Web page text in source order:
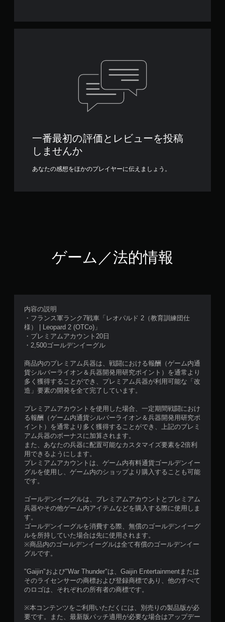
一番最初の評価とレビューを投稿
しませんか
あなたの感想をほかのプレイヤーに伝えましょう。
ゲーム／法的情報
内容の説明
・フランス軍ランク7戦車「レオパルド 2（教育訓練団仕
様） | Leopard 2 (OTCo)」
・プレミアムアカウント20日
・2,500ゴールデンイーグル
商品内のプレミアム兵器は、戦闘における報酬（ゲーム内通
貨シルバーライオン＆兵器開発用研究ポイント）を通常より
多く獲得することができ、プレミアム兵器が利用可能な「改
造」要素の開発を全て完了しています。
プレミアムアカウントを使用した場合、一定期間戦闘におけ
る報酬（ゲーム内通貨シルバーライオン＆兵器開発用研究ポ
イント）を通常より多く獲得することができ、上記のプレミ
アム兵器のボーナスに加算されます。
また、あなたの兵器に配置可能なカスタマイズ要素を2倍利
用できるようにします。
プレミアムアカウントは、ゲーム内有料通貨ゴールデンイー
グルを使用し、ゲーム内のショップより購入することも可能
です。
ゴールデンイーグルは、プレミアムアカウントとプレミアム
兵器やその他ゲーム内アイテムなどを購入する際に使用しま
す。
ゴールデンイーグルを消費する際、無償のゴールデンイーグ
ルを所持していた場合は先に使用されます。
※商品内のゴールデンイーグルは全て有償のゴールデンイー
グルです。
"Gaijin"および"War Thunder"は、Gaijin Entertainmentまたは
そのライセンサーの商標および登録商標であり、他のすべて
のロゴは、それぞれの所有者の商標です。
※本コンテンツをご利用いただくには、別売りの製品版が必
要です。また、最新版パッチ適用が必要な場合はアップデー